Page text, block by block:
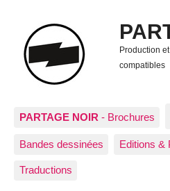
Production
compatibles
PARTAGE NOIR - Brochures
Bandes dessinées Editions &
Traductions